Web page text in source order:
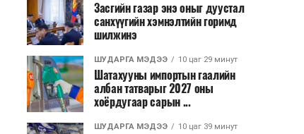
Засгийн газар энэ оныг дуустал
санхүүгийн хэмнэлтийн горимд
шилжинэ
ШУДАРГА МЭДЭЭ 10 цаг 29 минут
Шатахууны импортын гаалийн
албан татварыг 2027 оны
хоёрдугаар сарын ...
ШУДАРГА МЭДЭЭ 10 цаг 39 минут